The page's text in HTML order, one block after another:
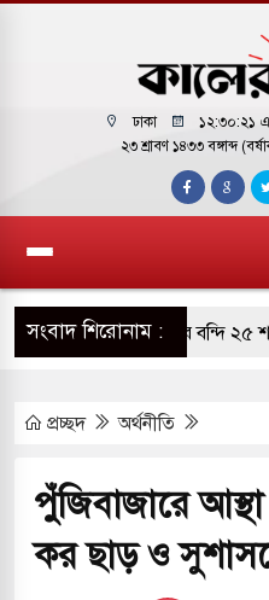
ঢাকা ১২:৩০:২২
২৩ শ্রাবণ ১৪৩৩ বঙ্গাব্দ
সংবাদ শিরোনাম :
দক্ষিণ কোরিয়ার বন্দি ২৫
জুমার বয়ান ও নামাজ
ছাড়লেন জনপ্রিয় ভারতীয়
প্রচ্ছদ অর্থনীতি
পুঁজিবাজারে
কর ছাড় ও